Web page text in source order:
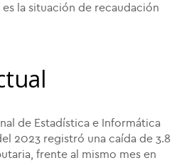
la situación de recaudación
de Estadística e Informática
2023 registró una caída de 3.8
frente al mismo mes en